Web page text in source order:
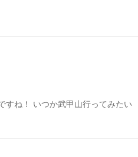
すね！ いつか武甲山行ってみたい